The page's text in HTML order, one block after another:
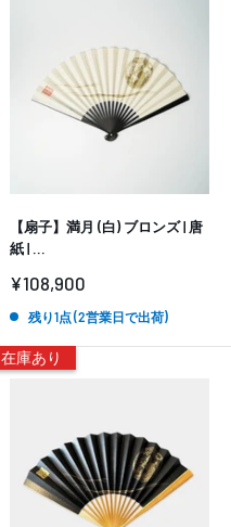
【扇子】満月 (白) ブロンズ | 唐
紙 | ...
販
価
¥108,900
残り1点 (2営業日で出荷)
在庫あり